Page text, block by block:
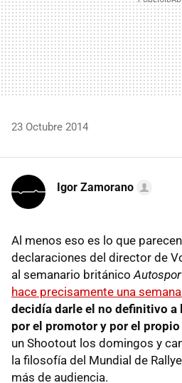
23 Octubre 2014
Igor Zamorano
Al menos eso es lo que
declaraciones del director de
al semanario británico
hace precisamente una semana
decidía darle el no definitivo a
por el promotor y por el
un Shootout los domingos y
la filosofía del Mundial de
más de audiencia.